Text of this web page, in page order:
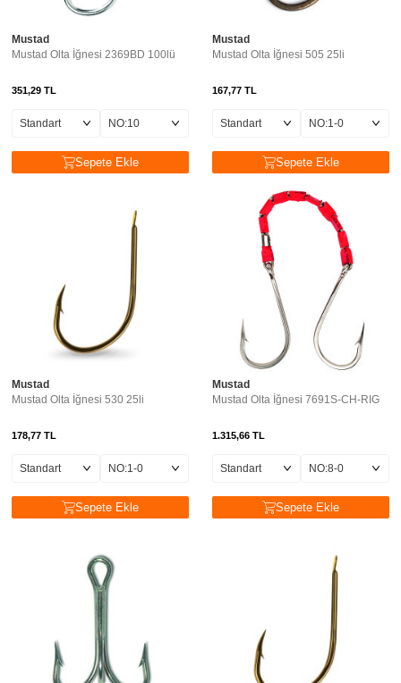
Mustad
Mustad Olta İğnesi 2369BD 100lü
351,29 TL
Sepete Ekle
Mustad
Mustad Olta İğnesi 505 25li
167,77 TL
Sepete Ekle
Mustad
Mustad Olta İğnesi 530 25li
178,77 TL
Sepete Ekle
Mustad
Mustad Olta İğnesi 7691S-CH-RIG
1.315,66 TL
Sepete Ekle